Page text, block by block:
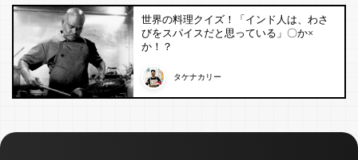
世界の料理クイズ！「インド人は、わさ
びをスパイスだと思っている」〇か×
か！？
タケナカリー